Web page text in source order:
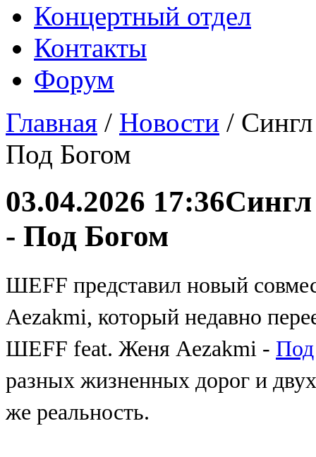
Концертный отдел
Контакты
Форум
Главная / Новости /
Под Богом
03.04.2026 17:36
- Под Богом
ШЕFF представил новый
Aezakmi, который недавно
ШЕFF feat. Женя Aezakmi -
разных жизненных дорог и
же реальность.